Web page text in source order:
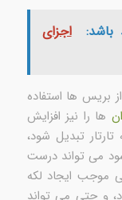
باشد:
اجزای
بریس ها استفاده
ها را نیز افزایش
تبدیل شود،
می تواند درست
موجب ایجاد لکه